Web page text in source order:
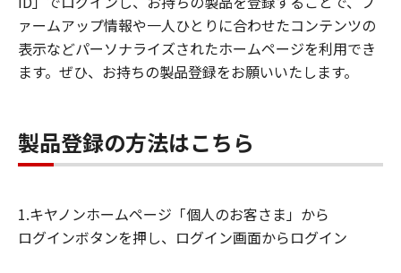
ァームアップ情報や一人ひとりに合わせたコンテンツの
表示などパーソナライズされたホームページを利用でき
ます。ぜひ、お持ちの製品登録をお願いいたします。
製品登録の方法はこちら
1.キヤノンホームページ「個人のお客さま」から
ログインボタンを押し、ログイン画面からログイン